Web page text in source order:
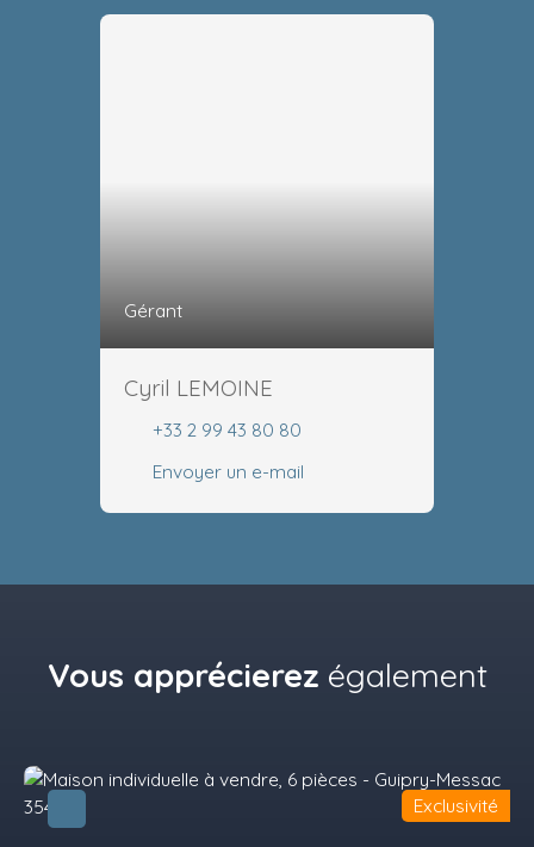
Gérant
Cyril LEMOINE
+33 2 99 43 80 80
Envoyer un e-mail
Vous apprécierez également
Exclusivité